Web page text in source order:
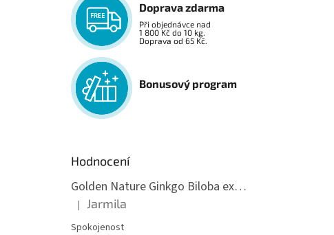
Doprava zdarma
Při objednávce nad
1 800 Kč do 10 kg.
Doprava od 65 Kč.
Bonusový program
Hodnocení
Golden Nature Ginkgo Biloba extrakt 50:1 60mg, 100 kapslí
Hodnocení produktu je 5 z 5 hvězdiček.
| Jarmila
Spokojenost